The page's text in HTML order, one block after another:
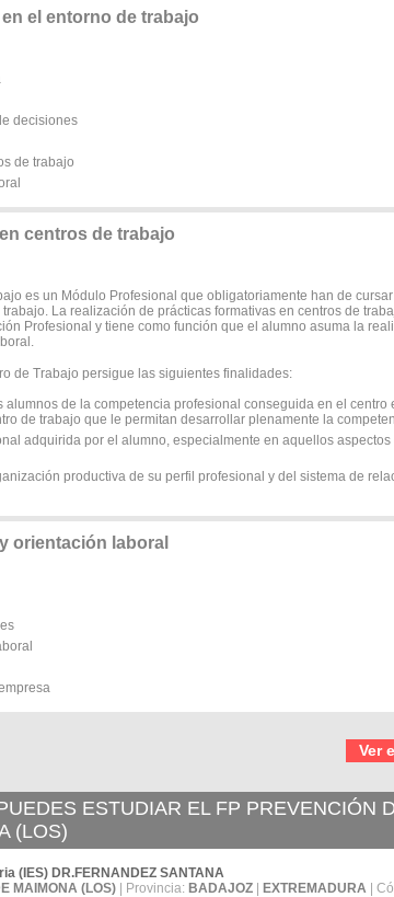
el entorno de trabajo
decisiones
de trabajo
centros de trabajo
es un Módulo Profesional que obligatoriamente han de
La realización de prácticas formativas en centros de
Profesional y tiene como función que el alumno asuma la
de Trabajo persigue las siguientes finalidades:
de la competencia profesional conseguida en el centro
de trabajo que le permitan desarrollar plenamente la
adquirida por el alumno, especialmente en aquellos
productiva de su perfil profesional y del sistema de
orientación laboral
Ver
ESTUDIAR EL FP PREVENCIÓN
(LOS)
(IES) DR.FERNANDEZ SANTANA
MAIMONA (LOS) | Provincia: BADAJOZ EXTREMADURA |